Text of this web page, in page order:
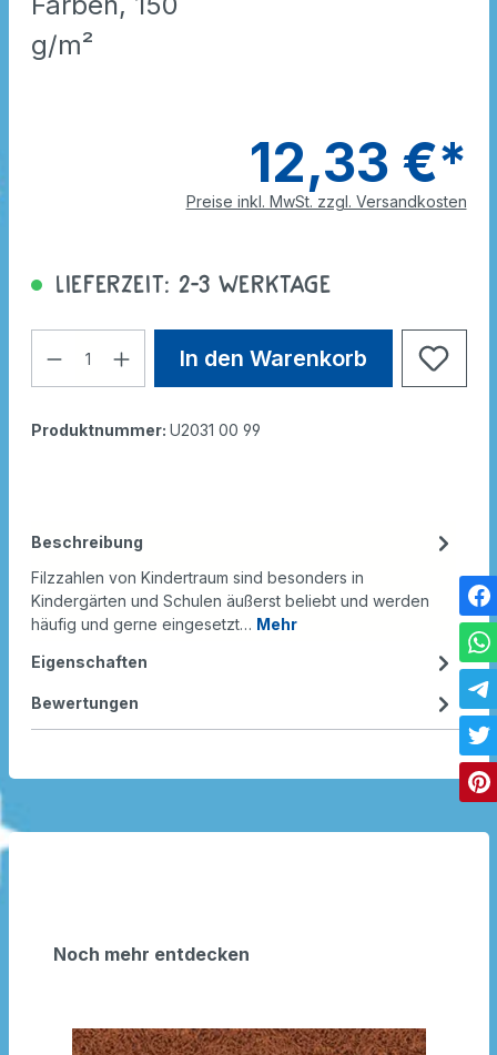
g/m²
12,33 €*
Preise inkl. MwSt. zzgl. Versandkosten
Lieferzeit: 2-3 Werktage
In den Warenkorb
Produktnummer: U2031 00 99
Beschreibung
Filzzahlen von Kindertraum sind besonders in
Kindergärten und Schulen äußerst beliebt und werden
häufig und gerne eingesetzt… Mehr
Eigenschaften
Bewertungen
Noch mehr entdecken